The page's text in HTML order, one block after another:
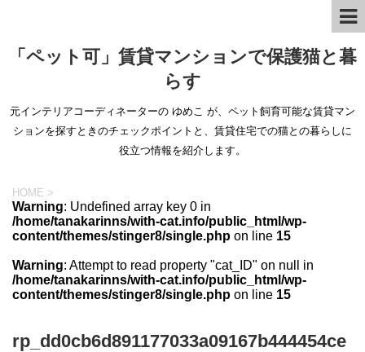
「ペット可」賃貸マンションで保護猫と暮
らす
元インテリアコーディネーターの ゆめこ が、ペット飼育可能な賃貸マン
ションを探すときのチェックポイントと、賃貸住宅での猫との暮らしに
役立つ情報を紹介します。
HOME >
Warning: Undefined array key 0 in
/home/tanakarinns/with-cat.info/public_html/wp-
content/themes/stinger8/single.php on line 15
Warning: Attempt to read property "cat_ID" on null in
/home/tanakarinns/with-cat.info/public_html/wp-
content/themes/stinger8/single.php on line 15
rp_dd0cb6d891177033a09167b444454ce